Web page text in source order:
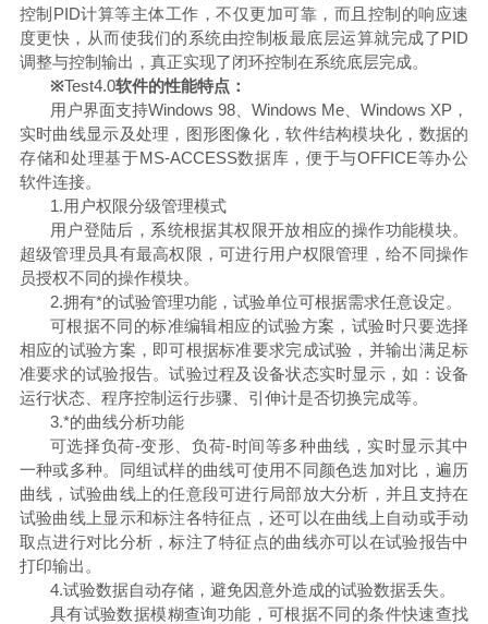
控制PID计算等主体工作，不仅更加可靠，而且控制的响应速
度更快，从而使我们的系统由控制板最底层运算就完成了PID
调整与控制输出，真正实现了闭环控制在系统底层完成。
※Test4.0软件的性能特点：
用户界面支持Windows 98、Windows Me、Windows XP，
实时曲线显示及处理，图形图像化，软件结构模块化，数据的
存储和处理基于MS-ACCESS数据库，便于与OFFICE等办公
软件连接。
1.用户权限分级管理模式
用户登陆后，系统根据其权限开放相应的操作功能模块。
超级管理员具有最高权限，可进行用户权限管理，给不同操作
员授权不同的操作模块。
2.拥有*的试验管理功能，试验单位可根据需求任意设定。
可根据不同的标准编辑相应的试验方案，试验时只要选择
相应的试验方案，即可根据标准要求完成试验，并输出满足标
准要求的试验报告。试验过程及设备状态实时显示，如：设备
运行状态、程序控制运行步骤、引伸计是否切换完成等。
3.*的曲线分析功能
可选择负荷-变形、负荷-时间等多种曲线，实时显示其中
一种或多种。同组试样的曲线可使用不同颜色迭加对比，遍历
曲线，试验曲线上的任意段可进行局部放大分析，并且支持在
试验曲线上显示和标注各特征点，还可以在曲线上自动或手动
取点进行对比分析，标注了特征点的曲线亦可以在试验报告中
打印输出。
4.试验数据自动存储，避免因意外造成的试验数据丢失。
具有试验数据模糊查询功能，可根据不同的条件快速查找